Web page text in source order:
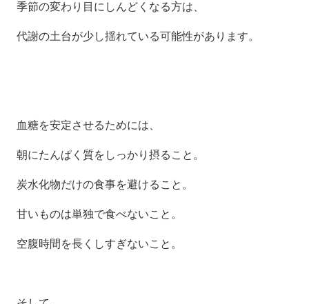
季節の変わり目にしんどくなる方は、
代謝の土台が少し揺れている可能性があります。
血糖を安定させるためには、
朝にたんぱく質をしっかり摂ること。
炭水化物だけの食事を避けること。
甘いものは単独で食べないこと。
空腹時間を長くしすぎないこと。